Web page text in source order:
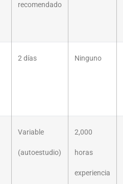
recomendado
2 días Ninguno
Variable
(autoestudio)
2,000
horas
experiencia